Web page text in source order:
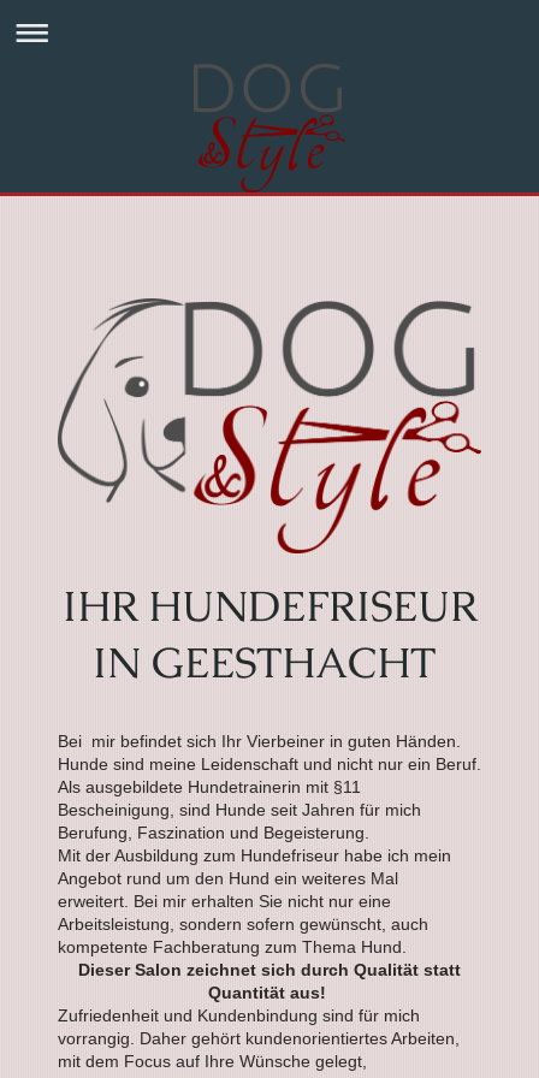
IHR HUNDEFRISEUR
IN GEESTHACHT
Bei mir befindet sich Ihr Vierbeiner in guten Händen.
Hunde sind meine Leidenschaft und nicht nur ein Beruf.
Als ausgebildete Hundetrainerin mit §11
Bescheinigung, sind Hunde seit Jahren für mich
Berufung, Faszination und Begeisterung.
Mit der Ausbildung zum Hundefriseur habe ich mein
Angebot rund um den Hund ein weiteres Mal
erweitert. Bei mir erhalten Sie nicht nur eine
Arbeitsleistung, sondern sofern gewünscht, auch
kompetente Fachberatung zum Thema Hund.
Dieser Salon zeichnet sich durch Qualität statt
Quantität aus!
Zufriedenheit und Kundenbindung sind für mich
vorrangig. Daher gehört kundenorientiertes Arbeiten,
mit dem Focus auf Ihre Wünsche gelegt,